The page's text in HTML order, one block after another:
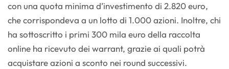
con una quota minima d’investimento di 2.820 euro,
che corrispondeva a un lotto di 1.000 azioni. Inoltre, chi
ha sottoscritto i primi 300 mila euro della raccolta
online ha ricevuto dei warrant, grazie ai quali potrà
acquistare azioni a sconto nei round successivi.